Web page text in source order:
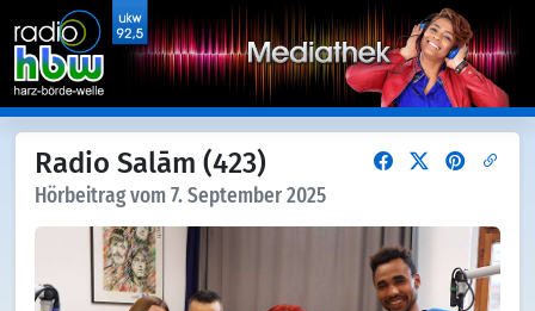
Radio Salām (423)
Hörbeitrag vom 7. September 2025